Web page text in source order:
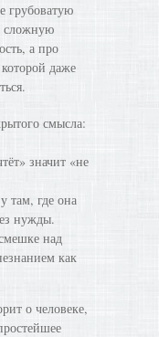
грубоватую
сложную
а про
даже
смысла:
значит «не
там, где она
нужды.
над
как
о человеке,